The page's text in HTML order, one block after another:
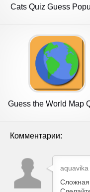
Cats Quiz Guess
Guess the World Map
Комментарии:
Сложная